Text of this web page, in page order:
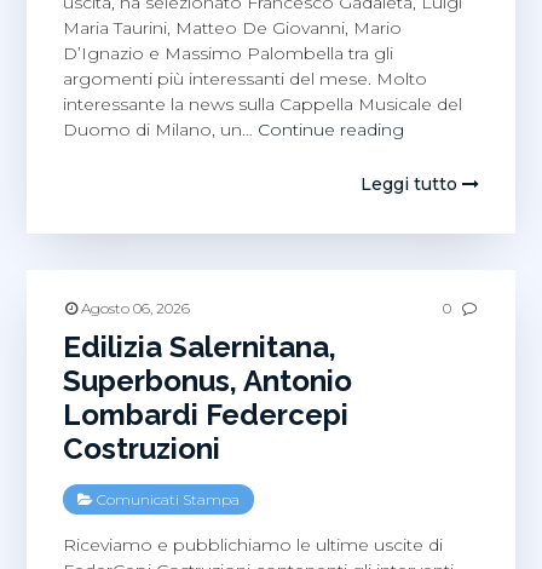
Maria Taurini, Matteo De Giovanni, Mario
D’Ignazio e Massimo Palombella tra gli
argomenti più interessanti del mese. Molto
interessante la news sulla Cappella Musicale del
Duomo di Milano, un… Continue reading
Mario
e
Leggi tutto
Agosto 06, 2026 0
Edilizia Salernitana,
Superbonus, Antonio
Lombardi Federcepi
Costruzioni
Comunicati Stampa
Riceviamo e pubblichiamo le ultime uscite di